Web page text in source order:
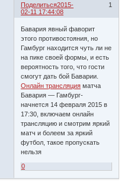
Поделиться 1
2015-
02-11 17:44:08
Бавария явный фаворит
этого противостояния, но
Гамбург находится чуть ли не
на пике своей формы, и есть
вероятность того, что гости
смогут дать бой Баварии.
Онлайн трансляция матча
Бавария — Гамбург-
начнется 14 февраля 2015 в
17:30, включаем онлайн
трансляцию и смотрим яркий
матч и болеем за яркий
футбол, такое пропускать
нельзя
0